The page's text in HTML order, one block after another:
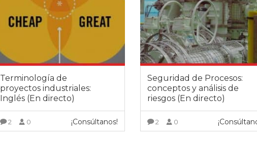
Terminología de
proyectos industriales:
Inglés (En directo)
2 0 ¡Consúltanos!
Seguridad de Procesos:
conceptos y análisis de
riesgos (En directo)
2 0